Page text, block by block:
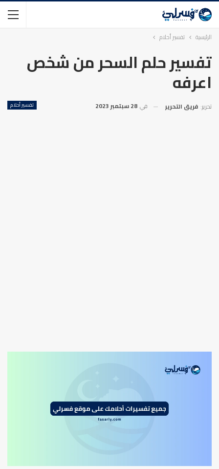
الرئيسية تفسير أحلام
تفسير حلم السحر من شخص
اعرفه
تفسير أحلام تحرير: فريق التحرير في 28 سبتمبر 2023